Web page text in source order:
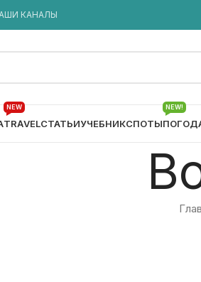
КАНАЛЫ
TRAVEL
NEW
СТАТЬИУЧЕБНИКСПОТЫ
NEW!